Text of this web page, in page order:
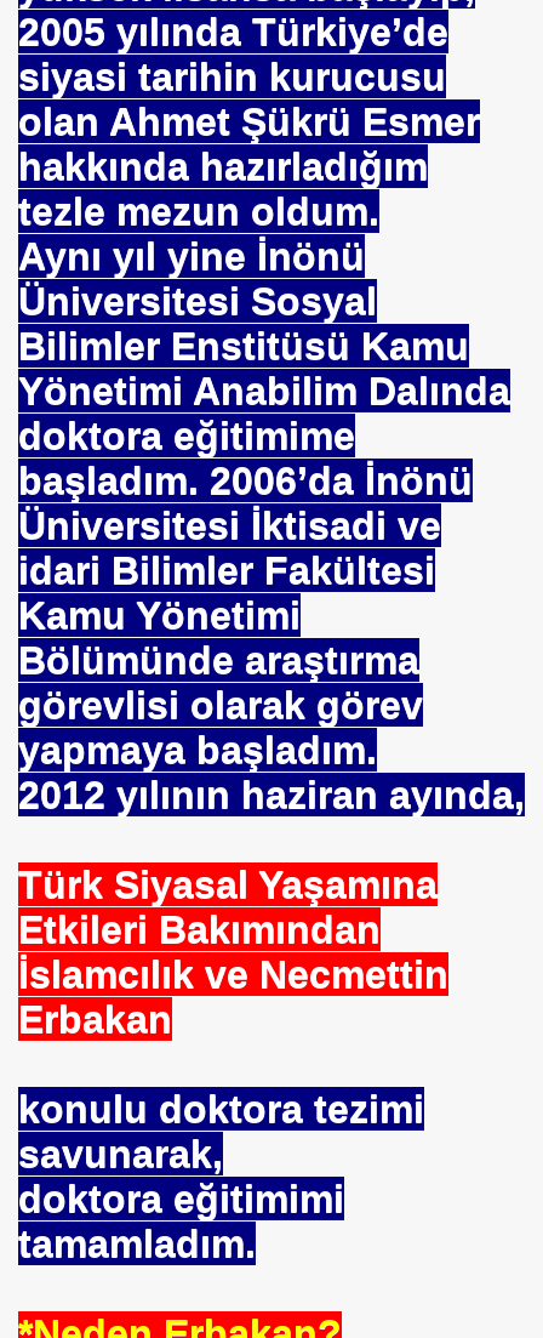
2005 yılında Türkiye’de
siyasi tarihin kurucusu
olan Ahmet Şükrü Esmer
hakkında hazırladığım
tezle mezun oldum.
Aynı yıl yine İnönü
Üniversitesi Sosyal
Bilimler Enstitüsü Kamu
Yönetimi Anabilim Dalında
doktora eğitimime
başladım. 2006’da İnönü
Üniversitesi İktisadi ve
idari Bilimler Fakültesi
Kamu Yönetimi
Bölümünde araştırma
görevlisi olarak görev
yapmaya başladım.
2012 yılının haziran ayında,
Türk Siyasal Yaşamına
Etkileri Bakımından
İslamcılık ve Necmettin
Erbakan
konulu doktora tezimi
savunarak,
doktora eğitimimi
tamamladım.
Cezalandırılan Bürokrat
Eyüp Ensari ERGİN-Mehmet Kamil BERSE.
BAŞKANI
Varmı?-WARREN BUFFET.
REZERV SİSTEMİ-Prof.M.GÜNDOĞAN.
Birliği
FRANSA
SEN
.Dr.Hamdi KALYONCU
LÜTFÜ OFLAZ
21NCİ YY.Cuma da Halife adına Hutbe Okunan Ülkeler